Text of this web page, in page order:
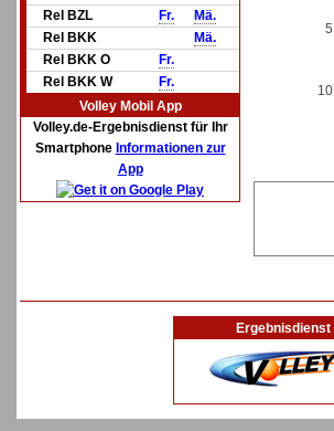
Rel BZL
Fr.
Mä.
Rel BKK
Mä.
Rel BKK O
Fr.
Rel BKK W
Fr.
Volley Mobil App
Volley.de-Ergebnisdienst für Ihr
Smartphone Informationen zur
App
5
10
Ergebnisdienst